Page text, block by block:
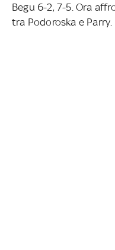
Begu 6-2, 7-5. Ora
tra Podoroska e Parry.